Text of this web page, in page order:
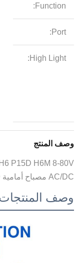
Function:
Port:
High Light:
وصف المنتج
P15D H6M 8-80V
AC/DC مصباح أمامية LED للدراجة النارية
وصف